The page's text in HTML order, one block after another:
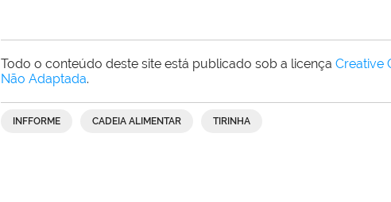
Todo o conteúdo deste site está publicado sob a licença Creative
Não Adaptada.
INFFORME CADEIA ALIMENTAR TIRINHA